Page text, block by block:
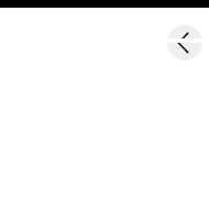
SALE |